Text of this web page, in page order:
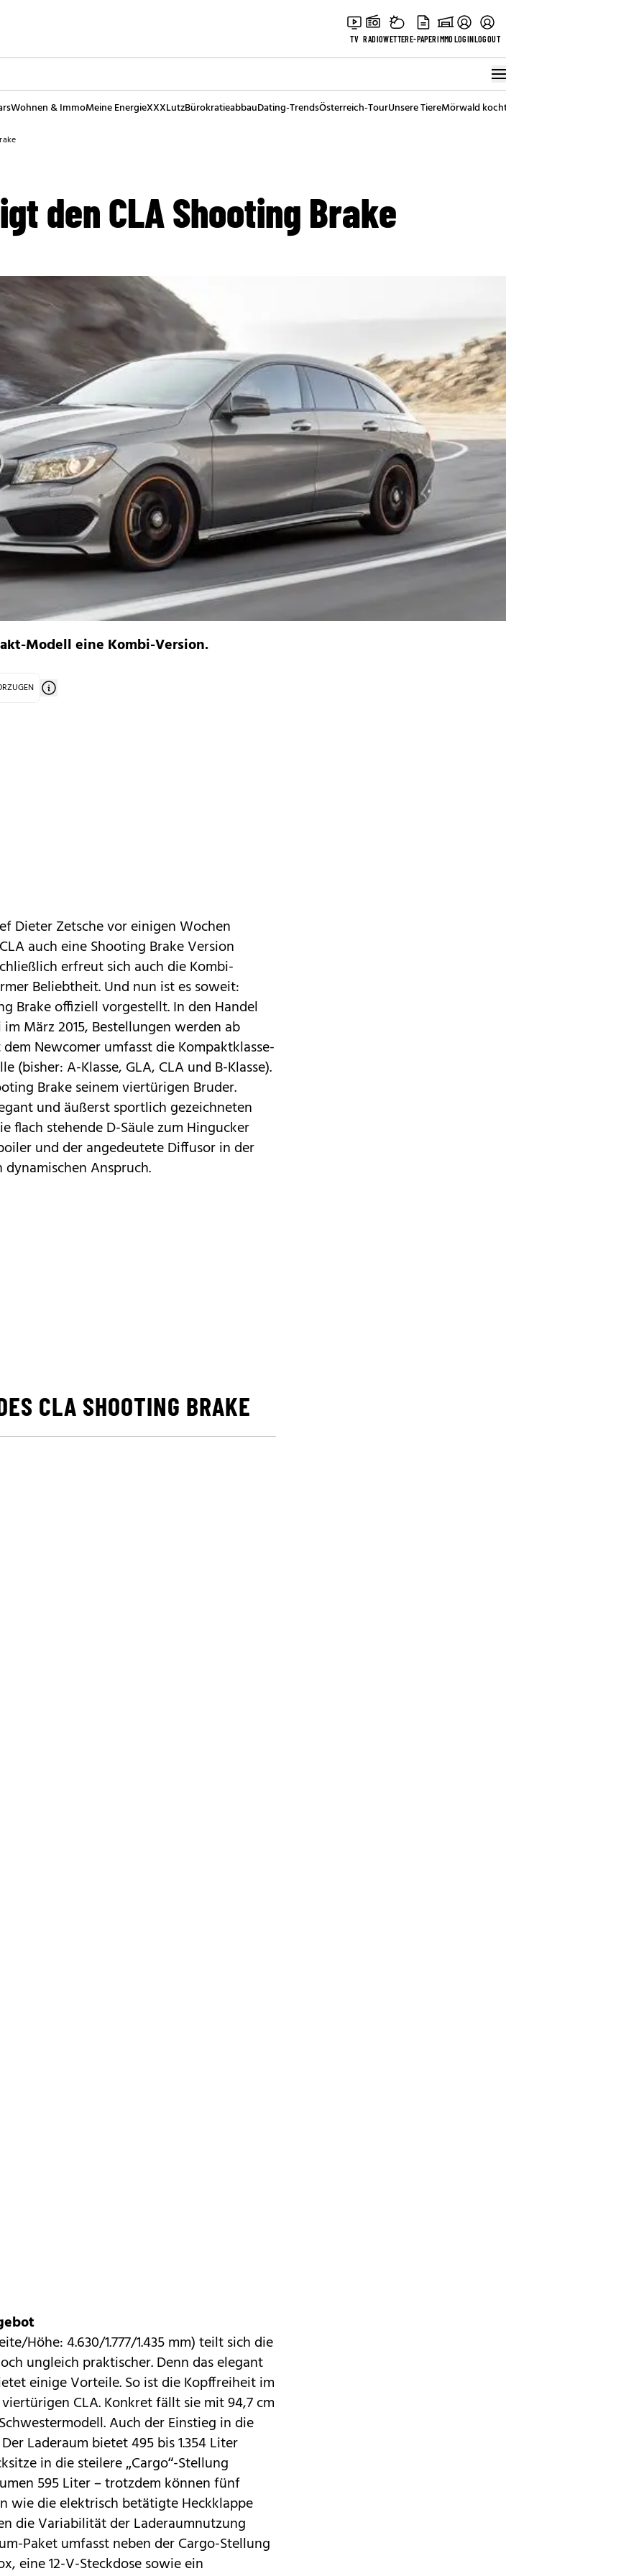
TV RADIOWETTERE-PAPERIMMOLOGINLOGOUT
Wohnen & ImmoMeine EnergieXXXLutzBürokratieabbauDating-TrendsÖsterreich-TourUnsere TiereMörwald kocht
den CLA Shooting Brake
Modell eine Kombi-Version.
Dieter Zetsche vor einigen Wochen
auch eineShooting Brake Version
erfreut sich auch die Kombi-
Beliebtheit. Und nun ist es soweit:
Brake offiziell vorgestellt. In den Handel
März 2015, Bestellungen werden ab
Newcomer umfasst die Kompaktklasse-
(bisher: A-Klasse, GLA, CLA und B-Klasse).
Brake seinem viertürigen Bruder.
und äußerst sportlich gezeichneten
flach stehende D-Säule zum Hingucker
und der angedeutete Diffusor in der
Anspruch.
CLA SHOOTING BRAKE
Höhe: 4.630/1.777/1.435 mm) teilt sich die
ungleich praktischer. Denn das elegant
einige Vorteile. So ist die Kopffreiheit im
CLA. Konkret fällt sie mit 94,7 cm
Auch der Einstieg in die
Laderaum bietet 495 bis 1.354 Liter
in die steilere „Cargo“-Stellung
595 Liter – trotzdem können fünf
wie die elektrisch betätigte Heckklappe
die Variabilität der Laderaumnutzung
Paket umfasst neben der Cargo-Stellung
eine 12-V-Steckdose sowie ein